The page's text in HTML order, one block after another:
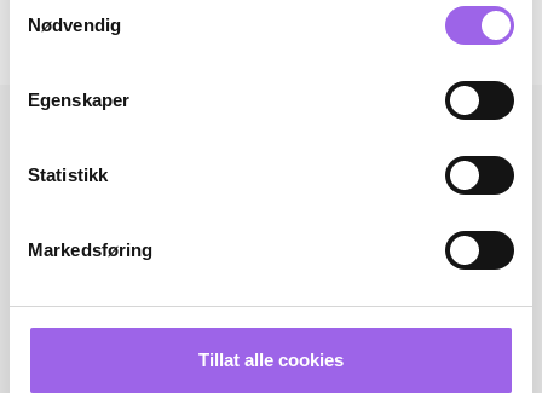
Nødvendig
Egenskaper
Statistikk
Markedsføring
Tillat alle cookies